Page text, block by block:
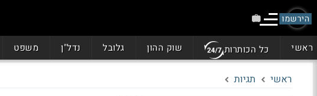
הירשמו
ראשי כל הכותרות שוק ההון גלובל נדל"ן משפט
ראשי תגיות